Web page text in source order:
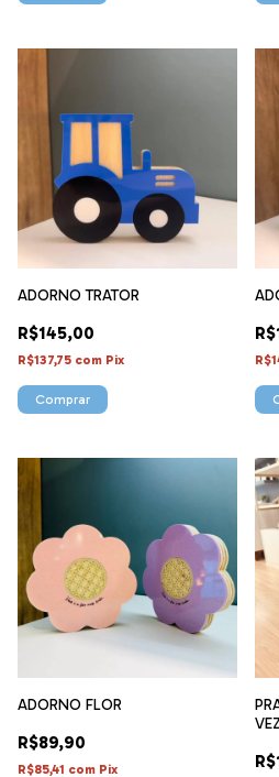
ADORNO TRATOR
R$145,00
R$137,75 com Pix
ADORNO FLOR
R$89,90
R$85,41 com Pix